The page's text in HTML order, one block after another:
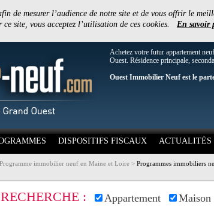
de mesurer l’audience de notre site et de vous offrir le
site, vous acceptez l’utilisation de ces cookies. En savoir
Achetez votre futur appartement
Ouest. Résidence principale,
Ouest Immobilier Neuf est le
DISPOSITIFS FISCAUX ACTUALITÉS
Programme immobilier neuf en Maine et Loire > Programmes immobiliers
: Appartement Maison